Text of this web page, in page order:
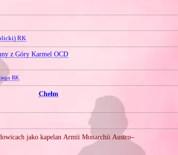
RK
z Góry Karmel OCD
RK
Chełm
jako kapelan Armii Monarchii Austro–